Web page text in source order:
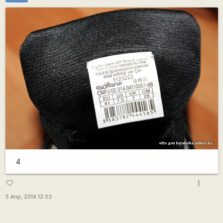
4
favorite_border
5 Апр, 2014 12:03
more_vert